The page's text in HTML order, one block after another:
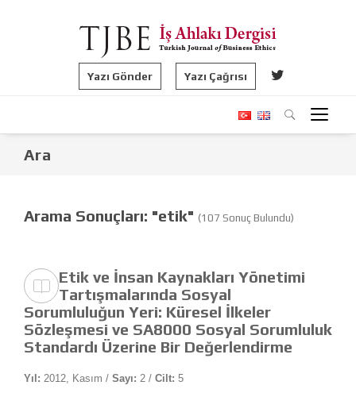
Yazı Gönder Yazı Çağrısı
Ara
Arama Sonuçları: "etik" (107 Sonuç Bulundu)
Etik ve İnsan Kaynakları Yönetimi
Tartışmalarında Sosyal
Sorumluluğun Yeri: Küresel İlkeler
Sözleşmesi ve SA8000 Sosyal Sorumluluk
Standardı Üzerine Bir Değerlendirme
Yıl: 2012, Kasım / Sayı: 2 / Cilt: 5